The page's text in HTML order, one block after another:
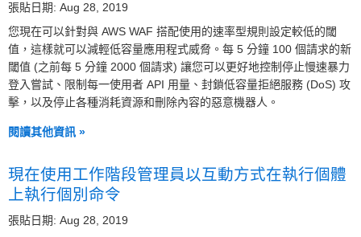
張貼日期: Aug 28, 2019
您現在可以針對與 AWS WAF 搭配使用的速率型規則設定較低的閾
值，這樣就可以減輕低容量應用程式威脅。每 5 分鐘 100 個請求的新
閾值 (之前每 5 分鐘 2000 個請求) 讓您可以更好地控制停止慢速暴力
登入嘗試、限制每一使用者 API 用量、封鎖低容量拒絕服務 (DoS) 攻
擊，以及停止各種消耗資源和刪除內容的惡意機器人。
閱讀其他資訊 »
現在使用工作階段管理員以互動方式在執行個體
上執行個別命令
張貼日期: Aug 28, 2019